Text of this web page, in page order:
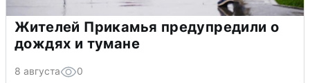
Жителей Прикамья предупредили о
дождях и тумане
8 августа 0